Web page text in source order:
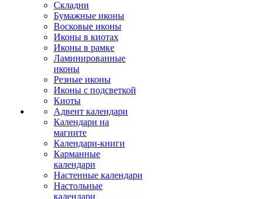
Складни
Бумажные иконы
Восковые иконы
Иконы в киотах
Иконы в рамке
Ламинированные
иконы
Резные иконы
Иконы с подсветкой
Киоты
Адвент календари
Календари на
магните
Календари-книги
Карманные
календари
Настенные календари
Настольные
календари